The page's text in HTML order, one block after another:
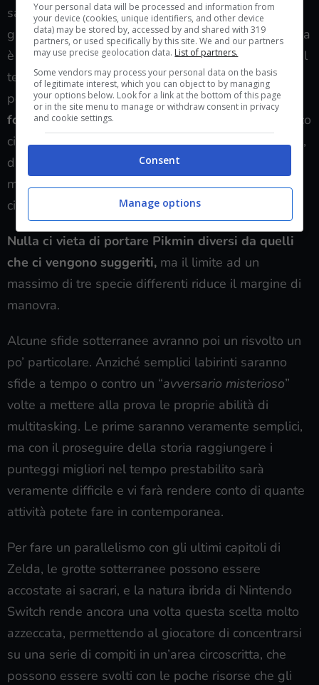
saranno fondamentali per il completamento della
grotta, poiché durante questa esplorazione la cipolla
è inaccessibile, obbligandoci ad utilizzare per tutto il
tempo la squadra di Pikmin che abbiamo scelto di
portare con noi.Scegliere i Pikmin adeguati è
fondamentale, ma piuttosto semplice poiché il gioco
ci suggerisce automaticamente quali specie portare,
dividendole in modo uguale, quindi l’unico sforzo
mentale da intraprendere è modificare il numero di
ciascun gruppo.
Nulla ci vieta di portare Pikmin diversi da quelli
che ci vengono suggeriti, ma il limite ad un
massimo di tre specie differenti riduce il margine di
manovra.
Alcune sfide sotterranee avranno poi un risvolto un
po’ particolare. Anziché semplici labirinti saranno
sfide a tempo o contro un “avversario misterioso”
volte a mettere alla prova le proprie abilità di
multitasking. Le prime saranno veramente semplici,
ma con il proseguire della storia raggiungere i
punteggi migliori nel tempo prestabilito sarà
veramente difficile e vi farà rendere conto di quante
attività potete fare in contemporanea.
Per fare un parallelismo con gli ultimi capitoli di
Zelda, le grotte sotterranee possono essere
accostate ai sacrari, e la natura ibrida di Nintendo
Switch rende ancora una volta questa scelta molto
azzeccata, permettendo al giocatore di concentrarsi
su una serie di compiti in un’area circoscritta, che
possono essere svolti con le poche risorse che gli
Your personal data will be processed and information from
your device (cookies, unique identifiers, and other device
data) may be stored by, accessed by and shared with 319
partners, or used specifically by this site. We and our partners
may use precise geolocation data. List of partners.
Some vendors may process your personal data on the basis
of legitimate interest, which you can object to by managing
your options below. Look for a link at the bottom of this page
or in the site menu to manage or withdraw consent in privacy
and cookie settings.
Consent
Manage options